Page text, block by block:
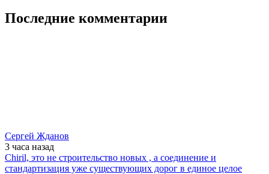
Последние комментарии
Сергей Жданов
3 часа назад
Chiril, это не строительство новых , а соединение и
стандартизация уже существующих дорог в единое целое